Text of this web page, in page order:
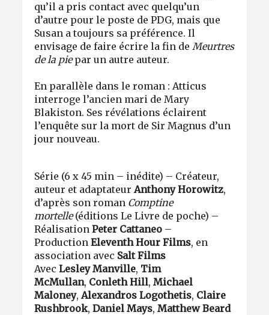
qu’il a pris contact avec quelqu’un
d’autre pour le poste de PDG, mais que
Susan a toujours sa préférence. Il
envisage de faire écrire la fin de Meurtres
de la piepar un autre auteur.
En parallèle dans le roman : Atticus
interroge l’ancien mari de Mary
Blakiston. Ses révélations éclairent
l’enquête sur la mort de Sir Magnus d’un
jour nouveau.
Série (6 x 45 min – inédite) – Créateur,
auteur et adaptateurAnthony Horowitz,
d’après son roman Comptine
mortelle(éditions Le Livre de poche) –
RéalisationPeter Cattaneo –
ProductionEleventh Hour Films, en
association avec Salt Films
AvecLesley Manville, Tim
McMullan, Conleth Hill,Michael
Maloney,Alexandros Logothetis, Claire
Rushbrook,Daniel Mays,Matthew Beard